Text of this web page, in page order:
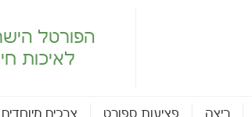
הפורטל
לאיכות
ריצה פציעות ספורט צרכים מיוחדים